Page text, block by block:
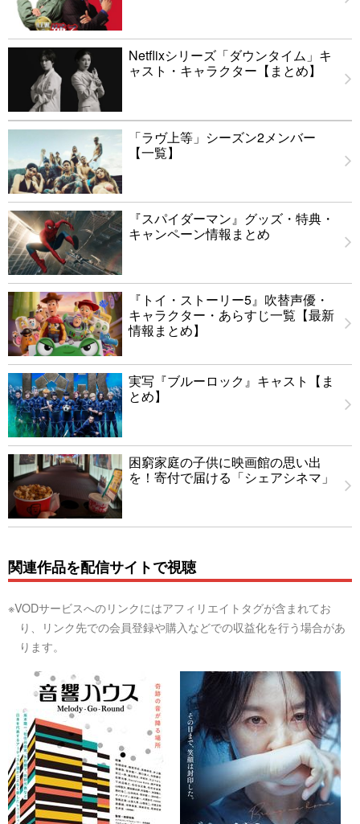
Netflixシリーズ「ダウンタイム」キ
ャスト・キャラクター【まとめ】
「ラヴ上等」シーズン2メンバー
【一覧】
『スパイダーマン』グッズ・特典・
キャンペーン情報まとめ
『トイ・ストーリー5』吹替声優・
キャラクター・あらすじ一覧【最新
情報まとめ】
実写『ブルーロック』キャスト【ま
とめ】
困窮家庭の子供に映画館の思い出
を！寄付で届ける「シェアシネマ」
関連作品を配信サイトで視聴
※VODサービスへのリンクにはアフィリエイトタグが含まれてお
り、リンク先での会員登録や購入などでの収益化を行う場合があ
ります。